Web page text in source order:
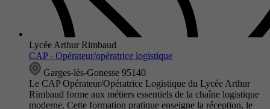
Lycée Arthur Rimbaud
CAP - Opérateur/opératrice logistique
Garges-lès-Gonesse 95140
Le CAP Opérateur/Opératrice Logistique du Lycée Arthur
Rimbaud forme aux métiers essentiels de la chaîne logistique
moderne. Cette formation pratique enseigne la réception, le